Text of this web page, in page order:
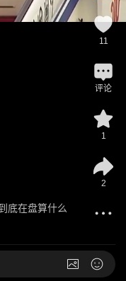
底在盘算什么
11
评论
1
2